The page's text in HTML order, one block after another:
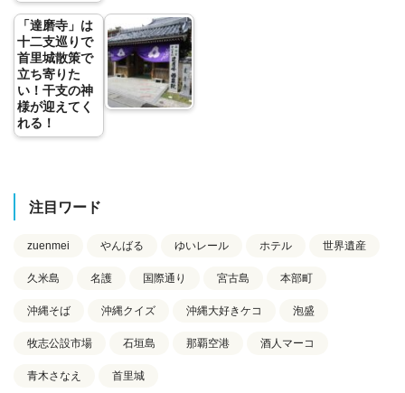
「達磨寺」は
十二支巡りで
首里城散策で
立ち寄りた
い！干支の神
様が迎えてく
れる！
注目ワード
zuenmei やんばる ゆいレール ホテル 世界遺産
久米島 名護 国際通り 宮古島 本部町
沖縄そば 沖縄クイズ 沖縄大好きケコ 泡盛
牧志公設市場 石垣島 那覇空港 酒人マーコ
青木さなえ 首里城